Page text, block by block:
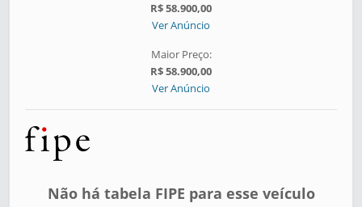
R$ 58.900,00
Ver Anúncio
Maior Preço:
R$ 58.900,00
Ver Anúncio
Não há tabela FIPE para esse veículo